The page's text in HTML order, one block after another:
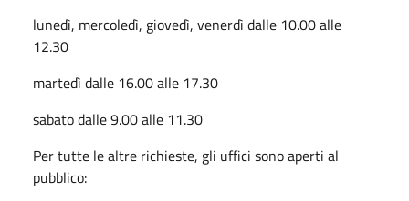
lunedì, mercoledì, giovedì, venerdì dalle 10.00 alle
12.30
martedì dalle 16.00 alle 17.30
sabato dalle 9.00 alle 11.30
Per tutte le altre richieste, gli uffici sono aperti al
pubblico: